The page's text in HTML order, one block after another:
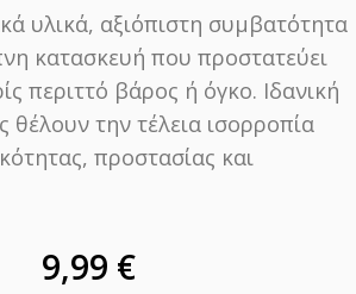
υλικά, αξιόπιστη συμβατότητα
κατασκευή που προστατεύει
περιττό βάρος ή όγκο. Ιδανική
θέλουν την τέλεια ισορροπία
προστασίας και
9,99 €